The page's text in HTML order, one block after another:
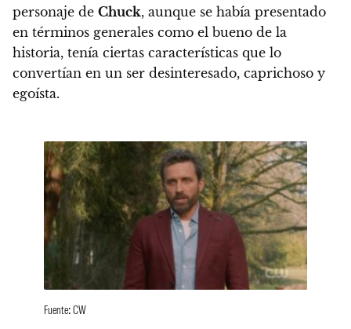
personaje de Chuck, aunque se había presentado
en términos generales como el bueno de la
historia, tenía ciertas características que lo
convertían en un ser desinteresado, caprichoso y
egoísta.
Fuente: CW